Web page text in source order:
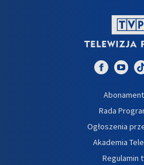
Abonament
Rada
Ogłoszenia
Akademia
Regulamin